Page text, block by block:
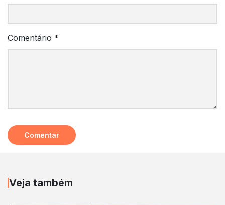
Comentário *
Veja também